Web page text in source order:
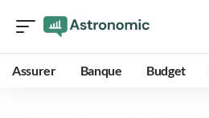
Assurer Banque Budget